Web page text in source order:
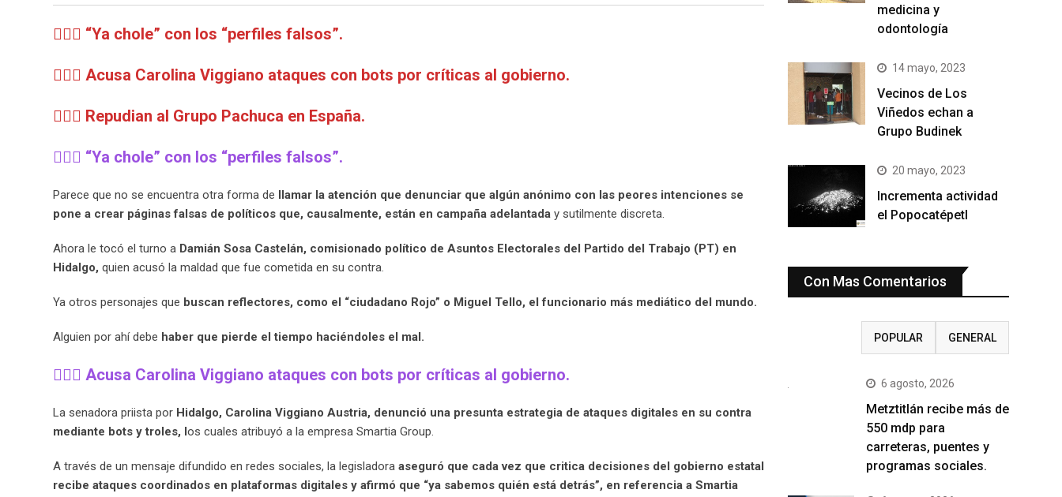
🧙🏻‍♀️ “Ya chole” con los “perfiles falsos”.
🧙🏻‍♀️ Acusa Carolina Viggiano ataques con bots por críticas al gobierno.
🧙🏻‍♀️ Repudian al Grupo Pachuca en España.
🧙🏻‍♀️ “Ya chole” con los “perfiles falsos”.
Parece que no se encuentra otra forma de llamar la atención que denunciar que algún anónimo con las peores intenciones se
pone a crear páginas falsas de políticos que, causalmente, están en campaña adelantada y sutilmente discreta.
Ahora le tocó el turno a Damián Sosa Castelán, comisionado político de Asuntos Electorales del Partido del Trabajo (PT) en
Hidalgo, quien acusó la maldad que fue cometida en su contra.
Ya otros personajes que buscan reflectores, como el “ciudadano Rojo” o Miguel Tello, el funcionario más mediático del mundo.
Alguien por ahí debe haber que pierde el tiempo haciéndoles el mal.
🧙🏻‍♀️ Acusa Carolina Viggiano ataques con bots por críticas al gobierno.
La senadora priista por Hidalgo, Carolina Viggiano Austria, denunció una presunta estrategia de ataques digitales en su contra
mediante bots y troles, los cuales atribuyó a la empresa Smartia Group.
A través de un mensaje difundido en redes sociales, la legisladora aseguró que cada vez que critica decisiones del gobierno estatal
recibe ataques coordinados en plataformas digitales y afirmó que “ya sabemos quién está detrás”, en referencia a Smartia
medicina y
odontología
14 mayo, 2023
Vecinos de Los
Viñedos echan a
Grupo Budinek
20 mayo, 2023
Incrementa actividad
el Popocatépetl
Con Mas Comentarios
POPULAR GENERAL
6 agosto, 2026
Metztitlán recibe más de
550 mdp para
carreteras, puentes y
programas sociales.